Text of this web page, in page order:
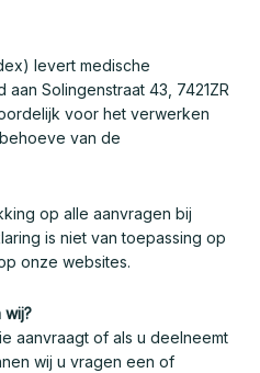
levert medische
Solingenstraat 43, 7421ZR
voor het verwerken
van de
op alle aanvragen bij
is niet van toepassing op
onze websites.
aanvraagt of als u deelneemt
wij u vragen een of